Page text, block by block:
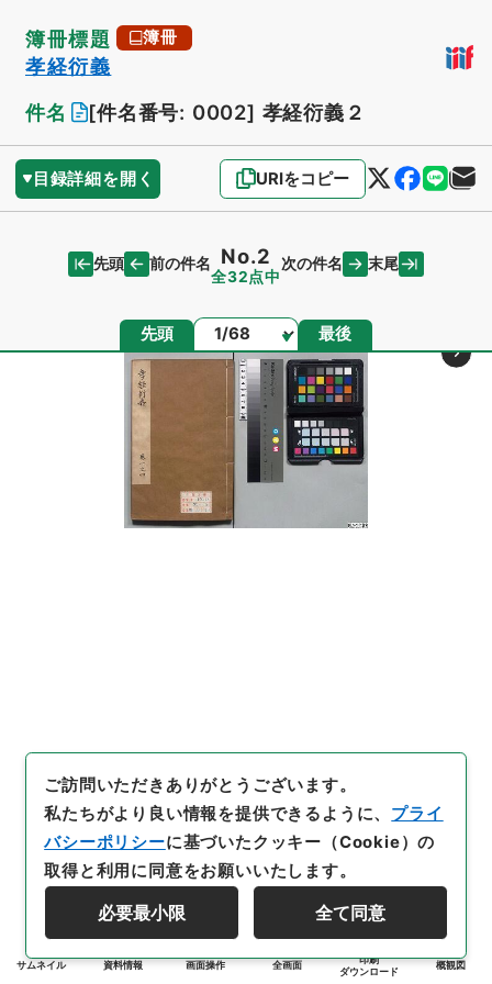
簿冊標題 簿冊
孝経衍義
件名
[件名番号: 0002] 孝経衍義２
目録詳細を開く URIをコピー
先頭 前の件名 No.2
全32点中
次の件名 末尾
先頭 ページ 最後
サムネイル 資料情報 画面操作 全画面
印刷
ダウンロード
概観図
ご訪問いただきありがとうございます。
私たちがより良い情報を提供できるように、 プライ
バシーポリシーに基づいたクッキー（Cookie）の
取得と利用に同意をお願いいたします。
必要最小限 全て同意